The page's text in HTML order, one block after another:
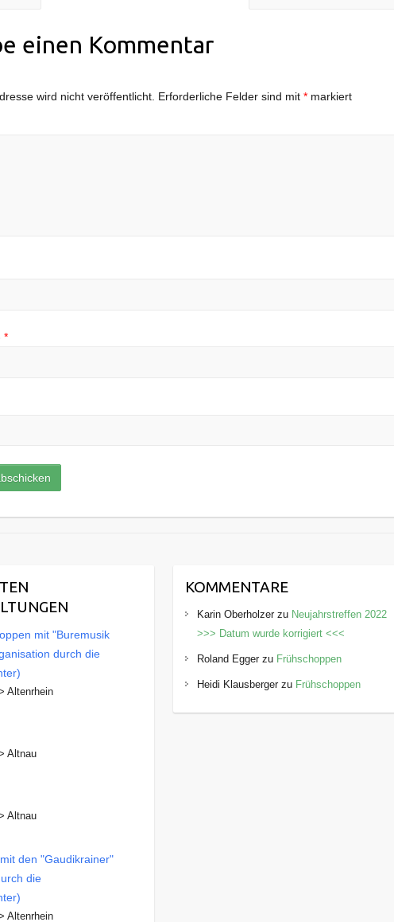
einen Kommentar
wird nicht veröffentlicht. Erforderliche Felder sind mit* markiert
*
mit "Buremusik
durch die
Altenrhein
Altnau
Altnau
den "Gaudikrainer"
die
Altenrhein
KOMMENTARE
Karin Oberholzer zu Neujahrstreffen 2022
>>> Datum wurde korrigiert <<<
Roland Egger zu Frühschoppen
Heidi Klausberger zu Frühschoppen